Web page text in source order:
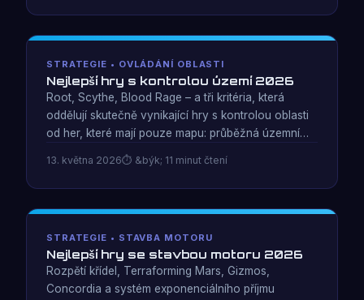
STRATEGIE • OVLÁDÁNÍ OBLASTI
Nejlepší hry s kontrolou území 2026
Root, Scythe, Blood Rage – a tři kritéria, která
oddělují skutečně vynikající hry s kontrolou oblasti
od her, které mají pouze mapu: průběžná územní
rozšíření.
13. května 2026 &býk; 11 minut čtení
STRATEGIE • STAVBA MOTORU
Nejlepší hry se stavbou motoru 2026
Rozpětí křídel, Terraforming Mars, Gizmos,
Concordia a systém exponenciálního příjmu